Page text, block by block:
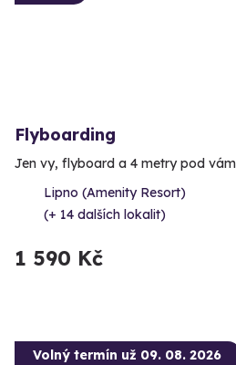
Flyboarding
Jen vy, flyboard a 4 metry pod
Lipno (Amenity Resort)
(+ 14 dalších lokalit)
1 590 Kč
Volný termín už 09. 08. 2026